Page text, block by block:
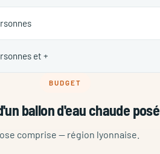
et +
BUDGET
ballon d'eau chaude posé
comprise — région lyonnaise.